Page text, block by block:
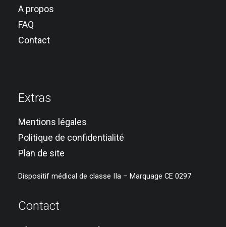
A propos
FAQ
Contact
Extras
Mentions légales
Politique de confidentialité
Plan de site
Dispositif médical de classe IIa – Marquage CE 0297
Contact